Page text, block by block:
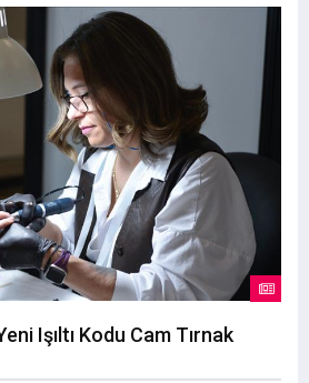
Işıltı Kodu Cam Tırnak